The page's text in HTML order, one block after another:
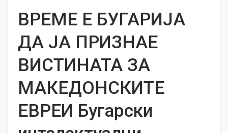
ВРЕМЕ Е БУГАРИЈА
ДА ЈА ПРИЗНАЕ
ВИСТИНАТА ЗА
МАКЕДОНСКИТЕ
ЕВРЕИ Бугарски